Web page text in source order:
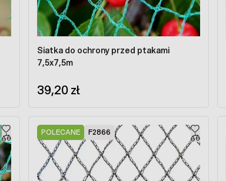
Siatka do ochrony przed ptakami
7,5x7,5m
39,20 zł
POLECANE F2866